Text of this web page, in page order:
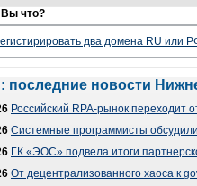
Вы что?
два домена RU или
последние новости
Российский RPA-рынок переходит
Системные программисты
ГК «ЭОС» подвела итоги
От децентрализованного хаоса к